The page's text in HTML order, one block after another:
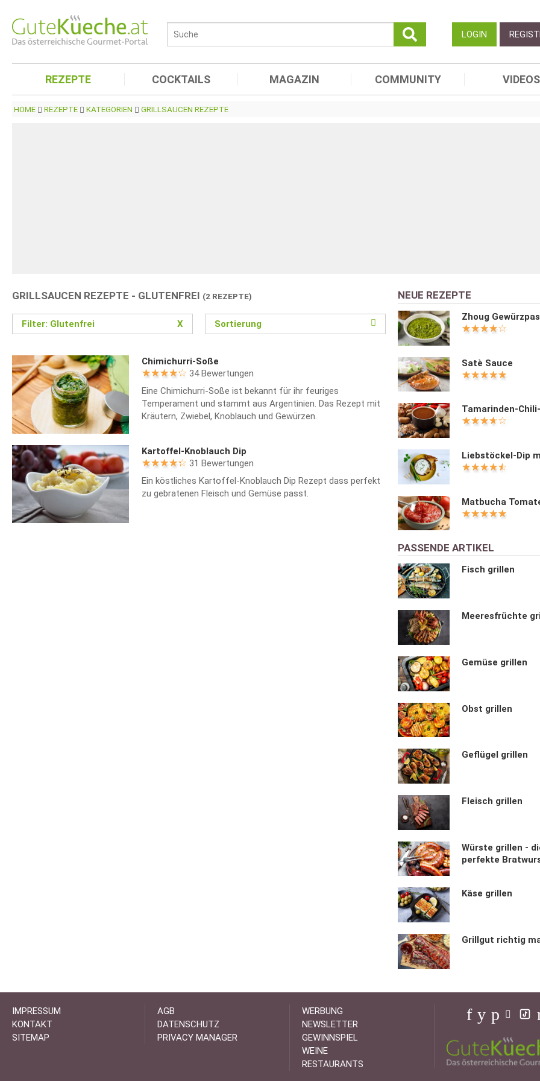
LOGIN
REZEPTE COCKTAILS MAGAZIN COMMUNITY VIDEOS
HOME REZEPTE KATEGORIEN GRILLSAUCEN REZEPTE
GRILLSAUCEN REZEPTE - GLUTENFREI (2 REZEPTE)
Filter: Glutenfrei X Sortierung
Chimichurri-Soße
34 Bewertungen
Eine Chimichurri-Soße ist bekannt für ihr feuriges
Temperament und stammt aus Argentinien. Das Rezept mit
Kräutern, Zwiebel, Knoblauch und Gewürzen.
Kartoffel-Knoblauch Dip
31 Bewertungen
Ein köstliches Kartoffel-Knoblauch Dip Rezept dass perfekt
zu gebratenen Fleisch und Gemüse passt.
NEUE REZEPTE
Zhoug
Satè Sauce
Tamarinden-
Liebstöckel-Dip
Matbucha
PASSENDE ARTIKEL
Fisch grillen
Meeresfrüchte
Gemüse grillen
Obst grillen
Geflügel grillen
Fleisch grillen
Würste grillen -
perfekte
Käse grillen
Grillgut richtig
IMPRESSUM
KONTAKT
SITEMAP
AGB
DATENSCHUTZ
PRIVACY MANAGER
WERBUNG
NEWSLETTER
GEWINNSPIEL
WEINE
RESTAURANTS